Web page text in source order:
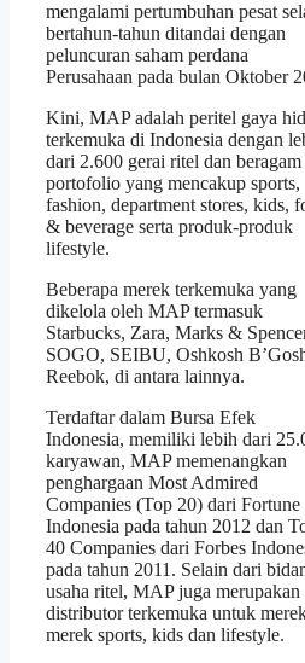
mengalami pertumbuhan pesat
bertahun-tahun ditandai dengan
peluncuran saham perdana
Perusahaan pada bulan Oktober
Kini, MAP adalah peritel gaya
terkemuka di Indonesia dengan
dari 2.600 gerai ritel dan beragam
portofolio yang mencakup sports,
fashion, department stores, kids,
& beverage serta produk-produk
lifestyle.
Beberapa merek terkemuka yang
dikelola oleh MAP termasuk
Starbucks, Zara, Marks &
SOGO, SEIBU, Oshkosh
Reebok, di antara lainnya.
Terdaftar dalam Bursa Efek
Indonesia, memiliki lebih dari
karyawan, MAP memenangkan
penghargaan Most Admired
Companies (Top 20) dari Fortune
Indonesia pada tahun 2012 dan
40 Companies dari Forbes
pada tahun 2011. Selain dari
usaha ritel, MAP juga merupakan
distributor terkemuka untuk
merek sports, kids dan lifestyle.